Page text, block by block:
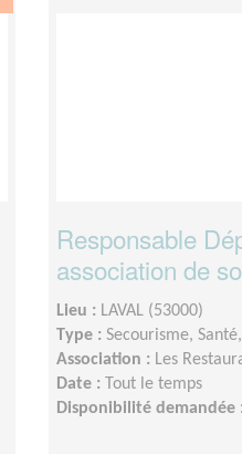
Responsable
association de
Lieu : LAVAL (53000)
Type : Secourisme,
Association : Les
Date : Tout le temps
Disponibilité demandée :